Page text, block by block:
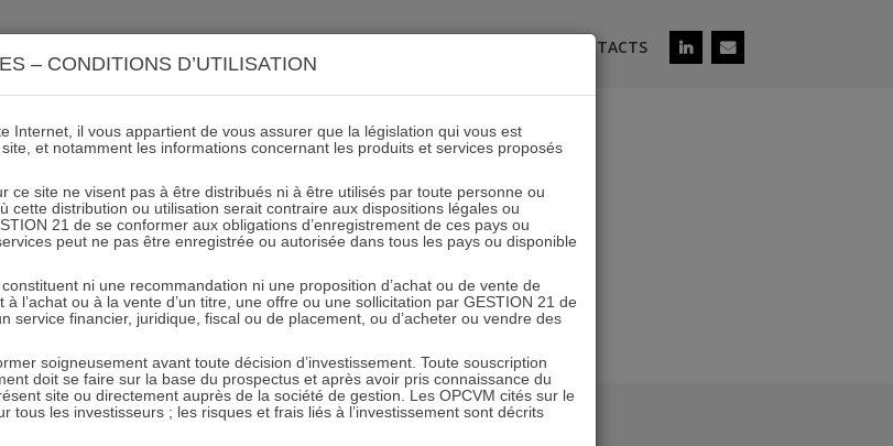
CONTACTS
actions 120923
13.09.2023 - Partagez l'article sur
– CONDITIONS D’UTILISATION
Internet, il vous appartient de vous assurer que la législation qui vous est
et notamment les informations concernant les produits et services proposés
ce site ne visent pas à être distribués ni à être utilisés par toute personne ou
cette distribution ou utilisation serait contraire aux dispositions légales ou
21 de se conformer aux obligations d’enregistrement de ces pays ou
peut ne pas être enregistrée ou autorisée dans tous les pays ou disponible
ni une recommandation ni une proposition d’achat ou de vente de
l’achat ou à la vente d’un titre, une offre ou une sollicitation par GESTION 21 de
service financier, juridique, fiscal ou de placement, ou d’acheter ou vendre des
soigneusement avant toute décision d’investissement. Toute souscription
doit se faire sur la base du prospectus et après avoir pris connaissance du
site ou directement auprès de la société de gestion. Les OPCVM cités sur le
tous les investisseurs ; les risques et frais liés à l’investissement sont décrits